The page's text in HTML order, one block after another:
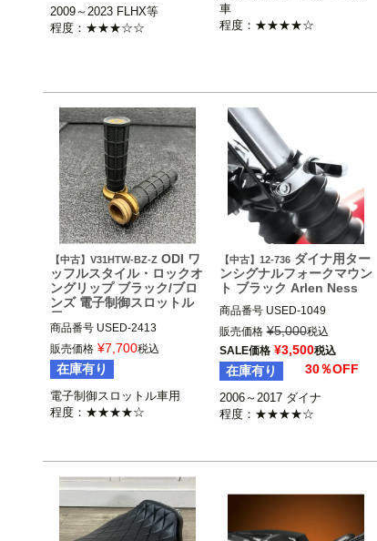
2009～2023 FLHX等
程度：★★★☆☆
車
程度：★★★★☆
【中古】V31HTW-BZ-Z ODI ワ
ッフルスタイル・ロックオ
ングリップ ブラック/ブロ
ンズ 電子制御スロットル
用
商品番号 USED-2413
電子制御スロットル車用
※2023～2024 FLHXSE、FLT
RXSE、2024 FLHX、FLTRX、
FLTRXSTSEは不可
販売価格 ¥7,700税込
在庫有り
電子制御スロットル車用
程度：★★★★☆
【中古】12-736 ダイナ用ター
ンシグナルフォークマウン
ト ブラック Arlen Ness
商品番号 USED-1049
12-736
販売価格 ¥5,000税込
SALE価格 ¥3,500税込
在庫有り 30％OFF
2006～2017 ダイナ
程度：★★★★☆